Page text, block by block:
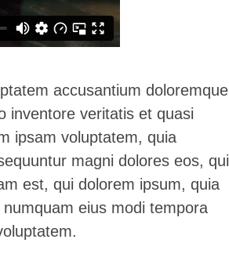
accusantium doloremque
inventore veritatis et quasi
ipsam voluptatem, quia
magni dolores eos, qui
est, qui dolorem ipsum, quia
eius modi tempora